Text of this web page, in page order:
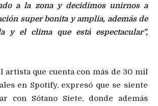
a la zona y decidimos unirnos a
super bonita y amplia, además de
y el clima que está espectacular”,
artista que cuenta con más de 30 mil
en Spotify, expresó que se siente
con Sótano Siete, donde además